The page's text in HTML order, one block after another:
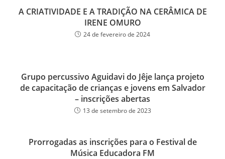
A CRIATIVIDADE E A TRADIÇÃO NA CERÂMICA DE
IRENE OMURO
24 de fevereiro de 2024
Grupo percussivo Aguidavi do Jêje lança projeto
de capacitação de crianças e jovens em Salvador
– inscrições abertas
13 de setembro de 2023
Prorrogadas as inscrições para o Festival de
Música Educadora FM